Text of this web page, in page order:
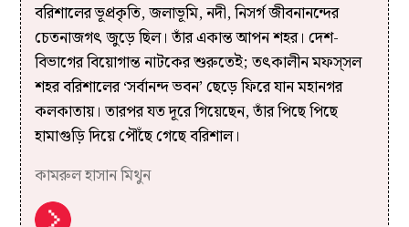
বরিশালের ভূপ্রকৃতি, জলাভূমি, নদী, নিসর্গ জীবনানন্দের
চেতনাজগৎ জুড়ে ছিল। তাঁর একান্ত আপন শহর। দেশ-
বিভাগের বিয়োগান্ত নাটকের শুরুতেই; তৎকালীন মফস্‌সল
শহর বরিশালের ‘সর্বানন্দ ভবন’ ছেড়ে ফিরে যান মহানগর
কলকাতায়। তারপর যত দূরে গিয়েছেন, তাঁর পিছে পিছে
হামাগুড়ি দিয়ে পৌঁছে গেছে বরিশাল।
কামরুল হাসান মিথুন